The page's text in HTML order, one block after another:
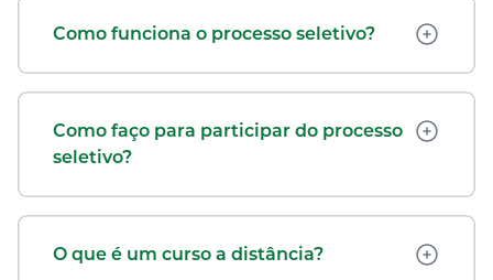
Como funciona o processo seletivo?
Como faço para participar do processo
seletivo?
O que é um curso a distância?